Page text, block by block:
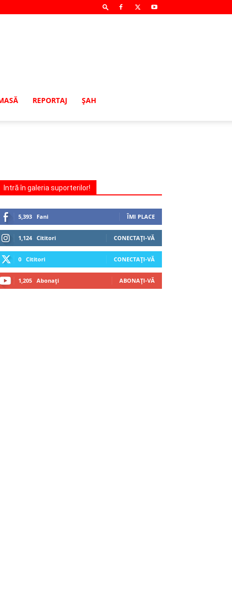
REPORTAJ ŞAH
Intră în galeria suporterilor!
5,393 Fani ÎMI PLACE
1,124 Cititori CONECTAȚI-VĂ
0 Cititori CONECTAȚI-VĂ
1,205 Abonați ABONAȚI-VĂ